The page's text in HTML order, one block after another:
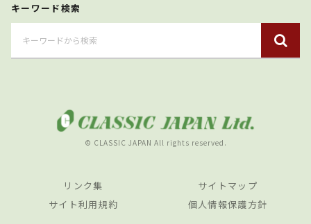
キーワード検索
© CLASSIC JAPAN All rights reserved.
リンク集
サイトマップ
サイト利用規約
個人情報保護方針